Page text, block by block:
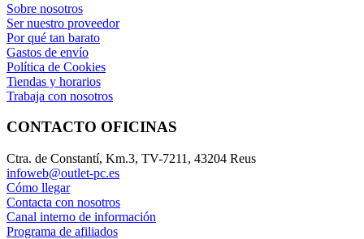
Sobre nosotros
Ser nuestro proveedor
Por qué tan barato
Gastos de envío
Política de Cookies
Tiendas y horarios
Trabaja con nosotros
CONTACTO OFICINAS
Ctra. de Constantí, Km.3, TV-7211, 43204 Reus
infoweb@outlet-pc.es
Cómo llegar
Contacta con nosotros
Canal interno de información
Programa de afiliados